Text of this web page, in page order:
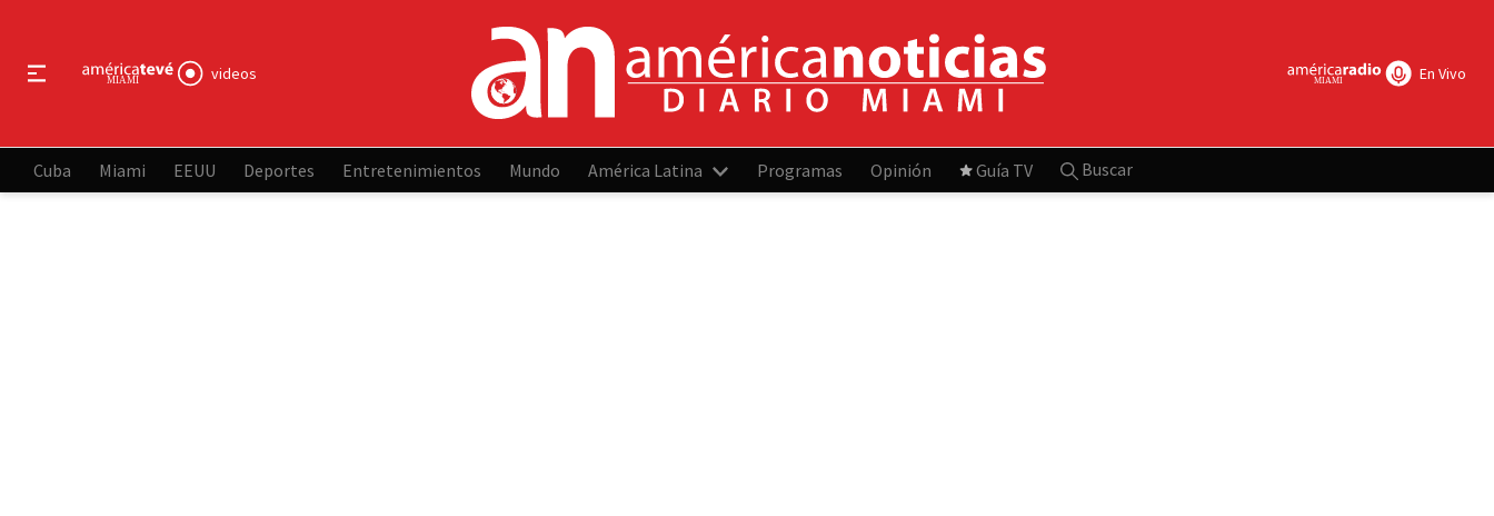
videos En Vivo
Cuba Miami EEUU Deportes Entretenimientos Mundo América Latina Programas Opinión Guía TV Buscar